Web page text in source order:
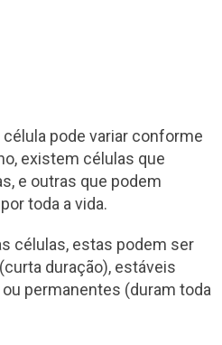
pode variar conforme
existem células que
e outras que podem
toda a vida.
células, estas podem ser
duração), estáveis
permanentes (duram toda